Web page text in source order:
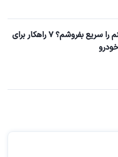
چگونه ماشینم را سریع بفروشم؟ ۷ راهکار برای